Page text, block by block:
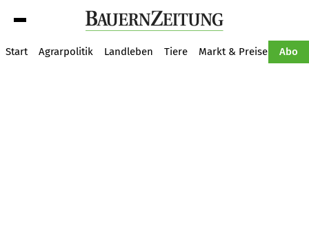
Start Agrarpolitik Landleben Tiere Markt & Preise Abo